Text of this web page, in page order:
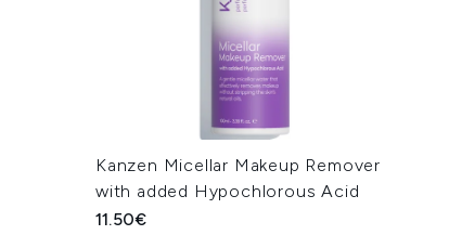
Kanzen Micellar Makeup Remover
with added Hypochlorous Acid
11.50€